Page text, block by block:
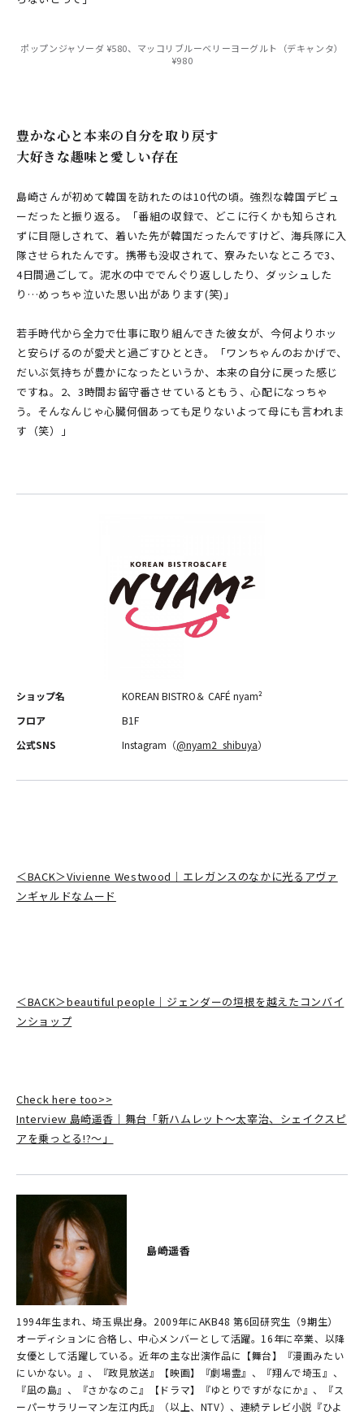
ポップンジャソーダ ¥580、マッコリブルーベリーヨーグルト（デキャンタ）
¥980
豊かな心と本来の自分を取り戻す
大好きな趣味と愛しい存在
島崎さんが初めて韓国を訪れたのは10代の頃。強烈な韓国デビュ
ーだったと振り返る。「番組の収録で、どこに行くかも知らされ
ずに目隠しされて、着いた先が韓国だったんですけど、海兵隊に入
隊させられたんです。携帯も没収されて、寮みたいなところで3、
4日間過ごして。泥水の中ででんぐり返ししたり、ダッシュした
り…めっちゃ泣いた思い出があります(笑)」
若手時代から全力で仕事に取り組んできた彼女が、今何よりホッ
と安らげるのが愛犬と過ごすひととき。「ワンちゃんのおかげで、
だいぶ気持ちが豊かになったというか、本来の自分に戻った感じ
ですね。2、3時間お留守番させているともう、心配になっちゃ
う。そんなんじゃ心臓何個あっても足りないよって母にも言われま
す（笑）」
ショップ名
KOREAN BISTRO＆ CAFÉ nyam²
フロア
B1F
公式SNS
Instagram（@nyam2_shibuya）
＜BACK＞Vivienne Westwood｜エレガンスのなかに光るアヴァ
ンギャルドなムード
＜BACK＞beautiful people｜ジェンダーの垣根を越えたコンバイ
ンショップ
Check here too>>
Interview 島崎遥香｜舞台「新ハムレット～太宰治、シェイクスピ
アを乗っとる!?～」
島崎遥香
1994年生まれ、埼玉県出身。2009年にAKB48 第6回研究生（9期生）
オーディションに合格し、中心メンバーとして活躍。16年に卒業、以降
女優として活躍している。近年の主な出演作品に【舞台】『漫画みたい
にいかない。』、『政見放送』【映画】『劇場霊』、『翔んで埼玉』、
『凪の島』、『さかなのこ』【ドラマ】『ゆとりですがなにか』、『ス
ーパーサラリーマン左江内氏』（以上、NTV）、連続テレビ小説『ひよ